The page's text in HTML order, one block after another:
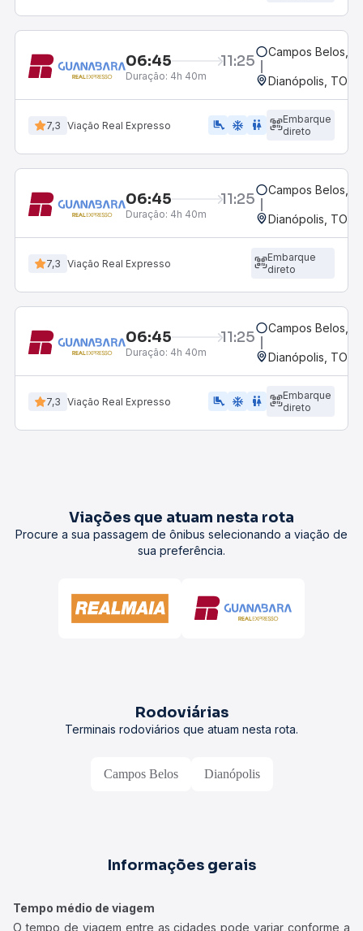
06:45 11:25
Duração: 4h 40m
Campos Belos,
Dianópolis, TO
7,3 Viação Real Expresso airline_seat_legroom_extra ac_unit wc
Embarque
direto
06:45 11:25
Duração: 4h 40m
Campos Belos,
Dianópolis, TO
7,3 Viação Real Expresso
Embarque
direto
06:45 11:25
Duração: 4h 40m
Campos Belos,
Dianópolis, TO
7,3 Viação Real Expresso airline_seat_legroom_extra ac_unit wc
Embarque
direto
Viações que atuam nesta rota
Procure a sua passagem de ônibus selecionando a viação de
sua preferência.
Rodoviárias
Terminais rodoviários que atuam nesta rota.
Campos Belos Dianópolis
Informações gerais
Tempo médio de viagem
O tempo de viagem entre as cidades pode variar conforme a